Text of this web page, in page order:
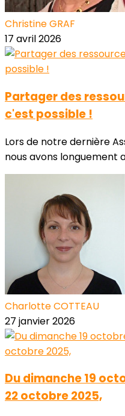
Christine GRAF
17 avril 2026
Partager des
c'est possible !
Lors de notre dernière
nous avons longuement
Charlotte COTTEAU
27 janvier 2026
Du dimanche 19
22 octobre 2025,